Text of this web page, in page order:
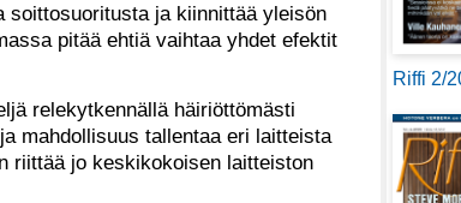
soittosuoritusta ja kiinnittää yleisön
pitää ehtiä vaihtaa yhdet efektit
relekytkennällä häiriöttömästi
mahdollisuus tallentaa eri laitteista
riittää jo keskikokoisen laitteiston
Riffi 2/